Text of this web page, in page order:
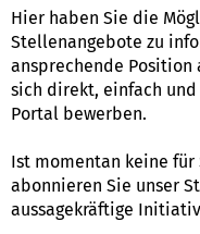
Hier haben Sie die
Stellenangebote zu
ansprechende Position
sich direkt, einfach
Portal bewerben.
Ist momentan keine für
abonnieren Sie unser
aussagekräftige